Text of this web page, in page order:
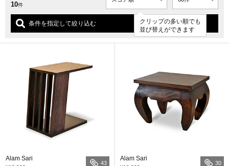
10件
クリップの多い順でも
並び替えができます
条件を指定して絞り込む
Alam Sari
43
Alam Sari
30